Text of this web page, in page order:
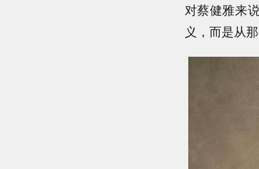
对蔡健雅来
义，而是从